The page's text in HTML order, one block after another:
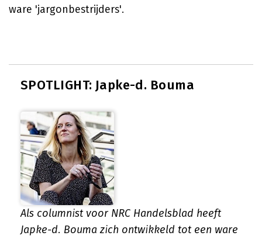
ware 'jargonbestrijders'.
SPOTLIGHT: Japke-d. Bouma
Als columnist voor NRC Handelsblad heeft
Japke-d. Bouma zich ontwikkeld tot een ware